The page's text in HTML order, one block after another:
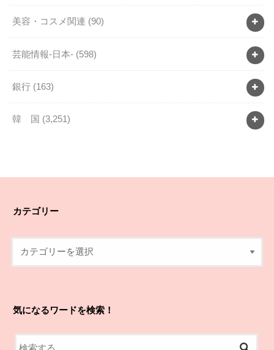
美容・コスメ関連 (90)
芸能情報-日本- (598)
銀行 (163)
韓 国 (3,251)
カテゴリー
気になるワードを検索！